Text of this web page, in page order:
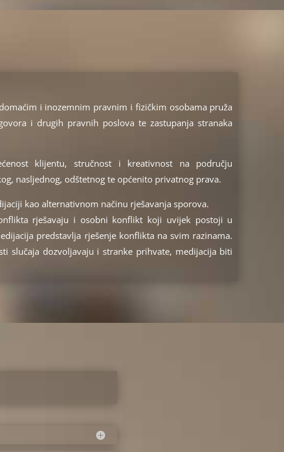
i inozemnim pravnim i fizičkim osobama pruža
i drugih pravnih poslova te zastupanja stranaka
klijentu, stručnost i kreativnost na području
nasljednog, odštetnog te općenito privatnog prava.
kao alternativnom načinu rješavanja sporova.
rješavaju i osobni konflikt koji uvijek postoji u
predstavlja rješenje konflikta na svim razinama.
slučaja dozvoljavaju i stranke prihvate, medijacija biti